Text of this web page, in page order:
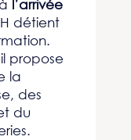
l’arrivée
détient
propose
la
des
du